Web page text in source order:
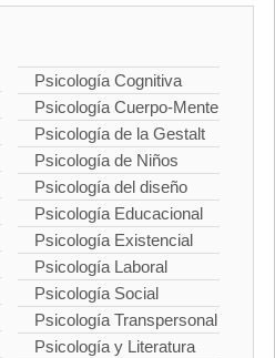
Psicología Cognitiva
Psicología Cuerpo-Mente
Psicología de la Gestalt
Psicología de Niños
Psicología del diseño
Psicología Educacional
Psicología Existencial
Psicología Laboral
Psicología Social
Psicología Transpersonal
Psicología y Literatura